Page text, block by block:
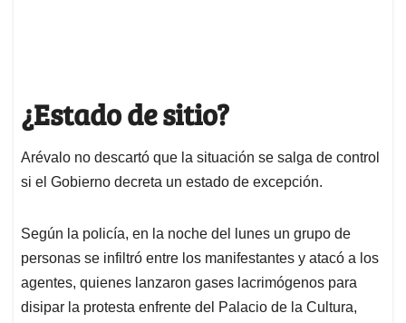
¿Estado de sitio?
Arévalo no descartó que la situación se salga de control
si el Gobierno decreta un estado de excepción.
Según la policía, en la noche del lunes un grupo de
personas se infiltró entre los manifestantes y atacó a los
agentes, quienes lanzaron gases lacrimógenos para
disipar la protesta enfrente del Palacio de la Cultura,